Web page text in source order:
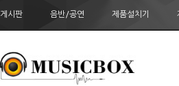
게시판 음반/공연 제품설치기